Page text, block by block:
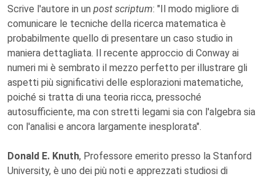
Scrive l'autore in un post scriptum: "Il modo migliore di
comunicare le tecniche della ricerca matematica è
probabilmente quello di presentare un caso studio in
maniera dettagliata. Il recente approccio di Conway ai
numeri mi è sembrato il mezzo perfetto per illustrare gli
aspetti più significativi delle esplorazioni matematiche,
poiché si tratta di una teoria ricca, pressoché
autosufficiente, ma con stretti legami sia con l'algebra sia
con l'analisi e ancora largamente inesplorata".
Donald E. Knuth, Professore emerito presso la Stanford
University, è uno dei più noti e apprezzati studiosi di